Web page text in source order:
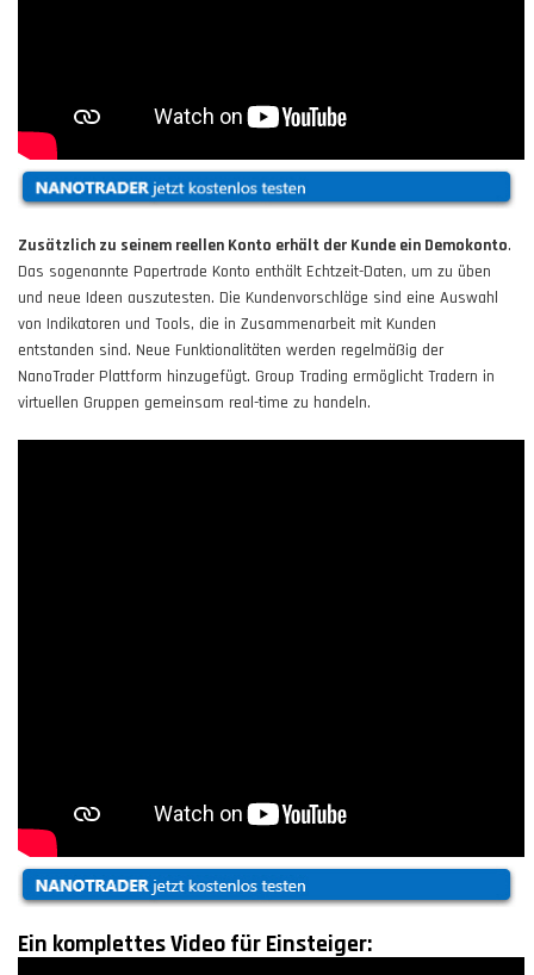
Zusätzlich zu seinem reellen Konto erhält der Kunde ein Demokonto.
Das sogenannte Papertrade Konto enthält Echtzeit-Daten, um zu üben
und neue Ideen auszutesten. Die Kundenvorschläge sind eine Auswahl
von Indikatoren und Tools, die in Zusammenarbeit mit Kunden
entstanden sind. Neue Funktionalitäten werden regelmäßig der
NanoTrader Plattform hinzugefügt. Group Trading ermöglicht Tradern in
virtuellen Gruppen gemeinsam real-time zu handeln.
Ein komplettes Video für Einsteiger: